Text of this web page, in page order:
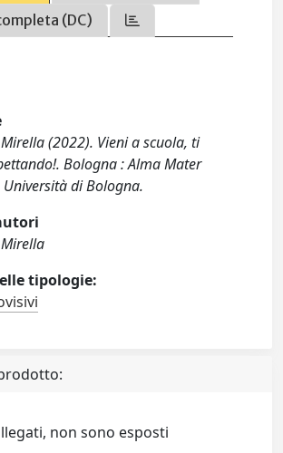
(DC)
(2022). Vieni a scuola, ti
Bologna : Alma Mater
di Bologna.
tipologie:
non sono esposti